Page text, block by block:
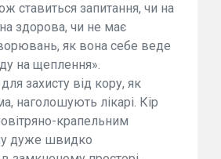
ставиться запитання, чи на
здорова, чи не має
як вона себе веде
на щеплення».
захисту від кору, як
наголошують лікарі. Кір
крапельним
дуже швидко